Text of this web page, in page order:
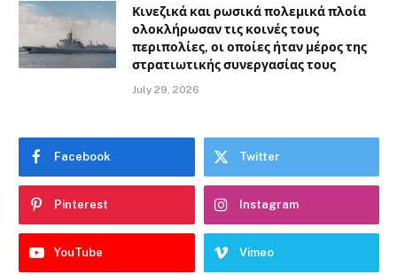
Κινεζικά και ρωσικά πολεμικά πλοία
ολοκλήρωσαν τις κοινές τους
περιπολίες, οι οποίες ήταν μέρος της
στρατιωτικής συνεργασίας τους
July 29, 2026
Facebook Twitter
Pinterest Instagram
YouTube Vimeo